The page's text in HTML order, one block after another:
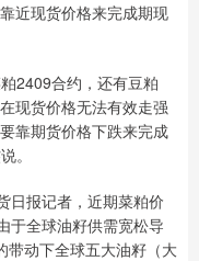
近现货价格来完成期现
2409合约，还有豆粕
现货价格无法有效走强
靠期货价格下跌来完成
。
报记者，近期菜粕价
于全球油籽供需宽松导
带动下全球五大油籽（大